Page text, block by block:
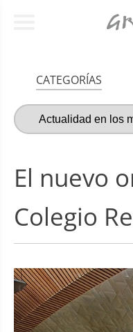
CATEGORÍAS
El nuevo
Colegio